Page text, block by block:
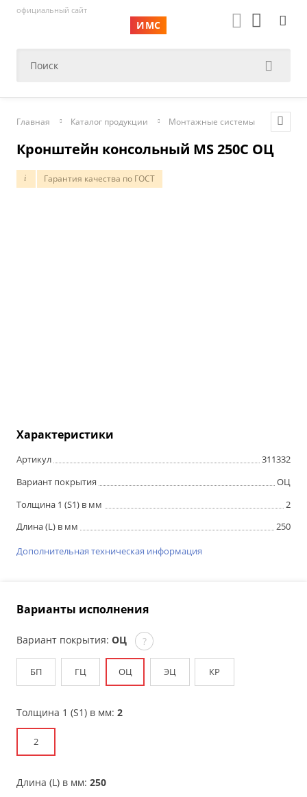
официальный сайт
ИМС
Главная Каталог продукции Монтажные системы
Кронштейн консольный MS 250C ОЦ
i Гарантия качества по ГОСТ
Характеристики
Артикул
311332
Вариант покрытия
ОЦ
Толщина 1 (S1) в мм
2
Длина (L) в мм
250
Дополнительная техническая информация
Варианты исполнения
Вариант покрытия: ОЦ ?
БП ГЦ ОЦ ЭЦ КР
Толщина 1 (S1) в мм: 2
2
Длина (L) в мм: 250